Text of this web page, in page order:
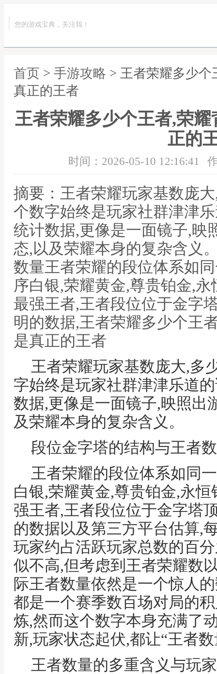
您的游戏宝典，关注我！
首页 > 手游攻略 > 王者荣耀多少
真正的王者
王者荣耀多少个王者,荣
正的
时间：2026-05-10 12:16:41
摘要：王者荣耀玩家基数庞
个数字始终是玩家社群津津
统计数据,更像是一面镜子,映
态,以及荣耀本身的复杂含义
数量王者荣耀的段位体系如
序白银,荣耀黄金,尊贵铂金,
最强王者,王者段位位于金字
明的数据,王者荣耀多少个王
是真正的王者
王者荣耀玩家基数庞大,多
字始终是玩家社群津津乐道
数据,更像是一面镜子,映照出
及荣耀本身的复杂含义。
段位金字塔的结构与王者
王者荣耀的段位体系如同
白银,荣耀黄金,尊贵铂金,永
强王者,王者段位位于金字塔
的数据以及第三方平台估算,
玩家约占活跃玩家总数的百
似不高,但考虑到王者荣耀数
际王者数量依然是一个惊人
都是一个赛季数百场对局的
炼,然而这个数字本身充满了
新,玩家状态起伏,都让“王者
王者数量的多重含义与玩